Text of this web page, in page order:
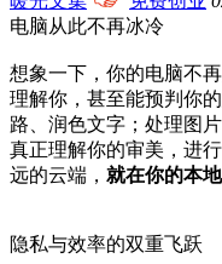
电脑从此不再冰冷
想象一下，你的电脑不
理解你，甚至能预判你
路、润色文字；处理图
真正理解你的审美，进
远的云端， 就在你的本
隐私与效率的双重飞跃